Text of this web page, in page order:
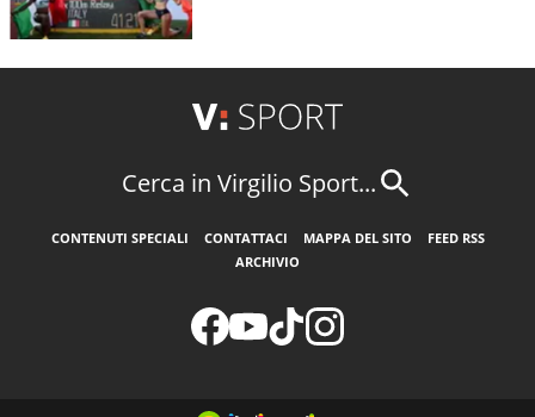
Cerca in Virgilio Sport...
CONTENUTI SPECIALI CONTATTACI MAPPA DEL SITO
FEED RSS
ARCHIVIO